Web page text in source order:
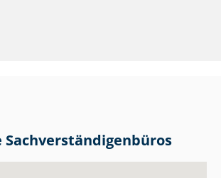
Sach­ver­stän­di­gen­bü­ros